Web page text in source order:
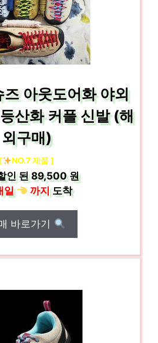
즈 아웃도어화 야외
산화 커플 신발 (해
외구매)
[ NO.7 제품 ]
인 된89,500 원
일
까지도착
바로가기